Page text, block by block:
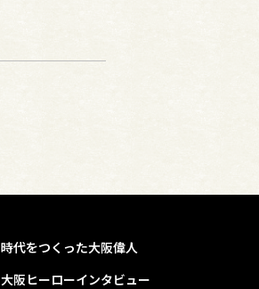
時代をつくった大阪偉人
大阪ヒーローインタビュー